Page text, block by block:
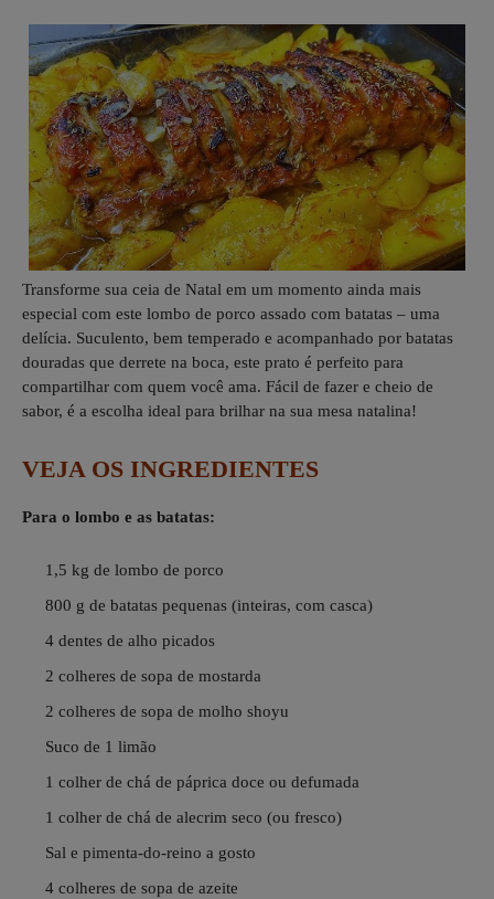
Transforme sua ceia de Natal em um momento ainda mais
especial com este lombo de porco assado com batatas – uma
delícia. Suculento, bem temperado e acompanhado por batatas
douradas que derrete na boca, este prato é perfeito para
compartilhar com quem você ama. Fácil de fazer e cheio de
sabor, é a escolha ideal para brilhar na sua mesa natalina!
VEJA OS INGREDIENTES
Para o lombo e as batatas:
1,5 kg de lombo de porco
800 g de batatas pequenas (inteiras, com casca)
4 dentes de alho picados
2 colheres de sopa de mostarda
2 colheres de sopa de molho shoyu
Suco de 1 limão
1 colher de chá de páprica doce ou defumada
1 colher de chá de alecrim seco (ou fresco)
Sal e pimenta-do-reino a gosto
4 colheres de sopa de azeite